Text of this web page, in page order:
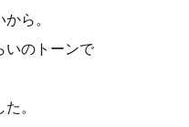
ら。
いのトーンで
。